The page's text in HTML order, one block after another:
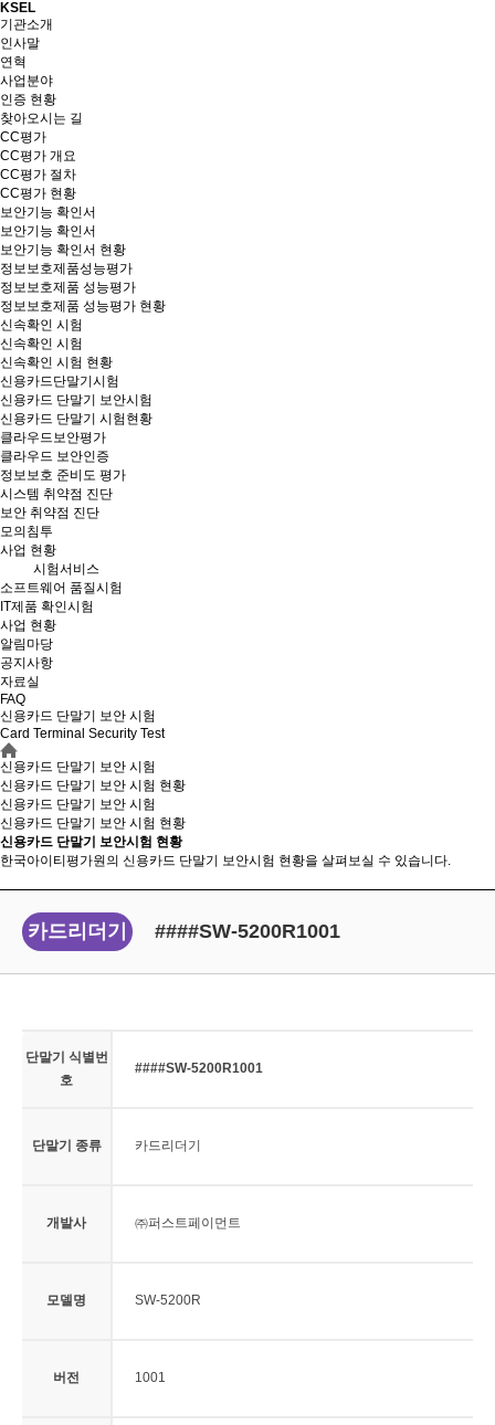
KSEL
기관소개
인사말
연혁
사업분야
인증 현황
찾아오시는 길
CC평가
CC평가 개요
CC평가 절차
CC평가 현황
보안기능 확인서
보안기능 확인서
보안기능 확인서 현황
정보보호제품성능평가
정보보호제품 성능평가
정보보호제품 성능평가 현황
신속확인 시험
신속확인 시험
신속확인 시험 현황
신용카드단말기시험
신용카드 단말기 보안시험
신용카드 단말기 시험현황
클라우드보안평가
클라우드 보안인증
정보보호 준비도 평가
시스템 취약점 진단
보안 취약점 진단
모의침투
사업 현황
시험서비스
소프트웨어 품질시험
IT제품 확인시험
사업 현황
알림마당
공지사항
자료실
FAQ
신용카드 단말기 보안 시험
Card Terminal Security Test
신용카드 단말기 보안 시험
신용카드 단말기 보안 시험 현황
신용카드 단말기 보안 시험
신용카드 단말기 보안 시험 현황
신용카드 단말기 보안시험 현황
한국아이티평가원의 신용카드 단말기 보안시험 현황을 살펴보실 수 있습니다.
카드리더기 ####SW-5200R1001
단말기 식별번
호
####SW-5200R1001
단말기 종류 카드리더기
개발사 ㈜퍼스트페이먼트
모델명 SW-5200R
버전 1001